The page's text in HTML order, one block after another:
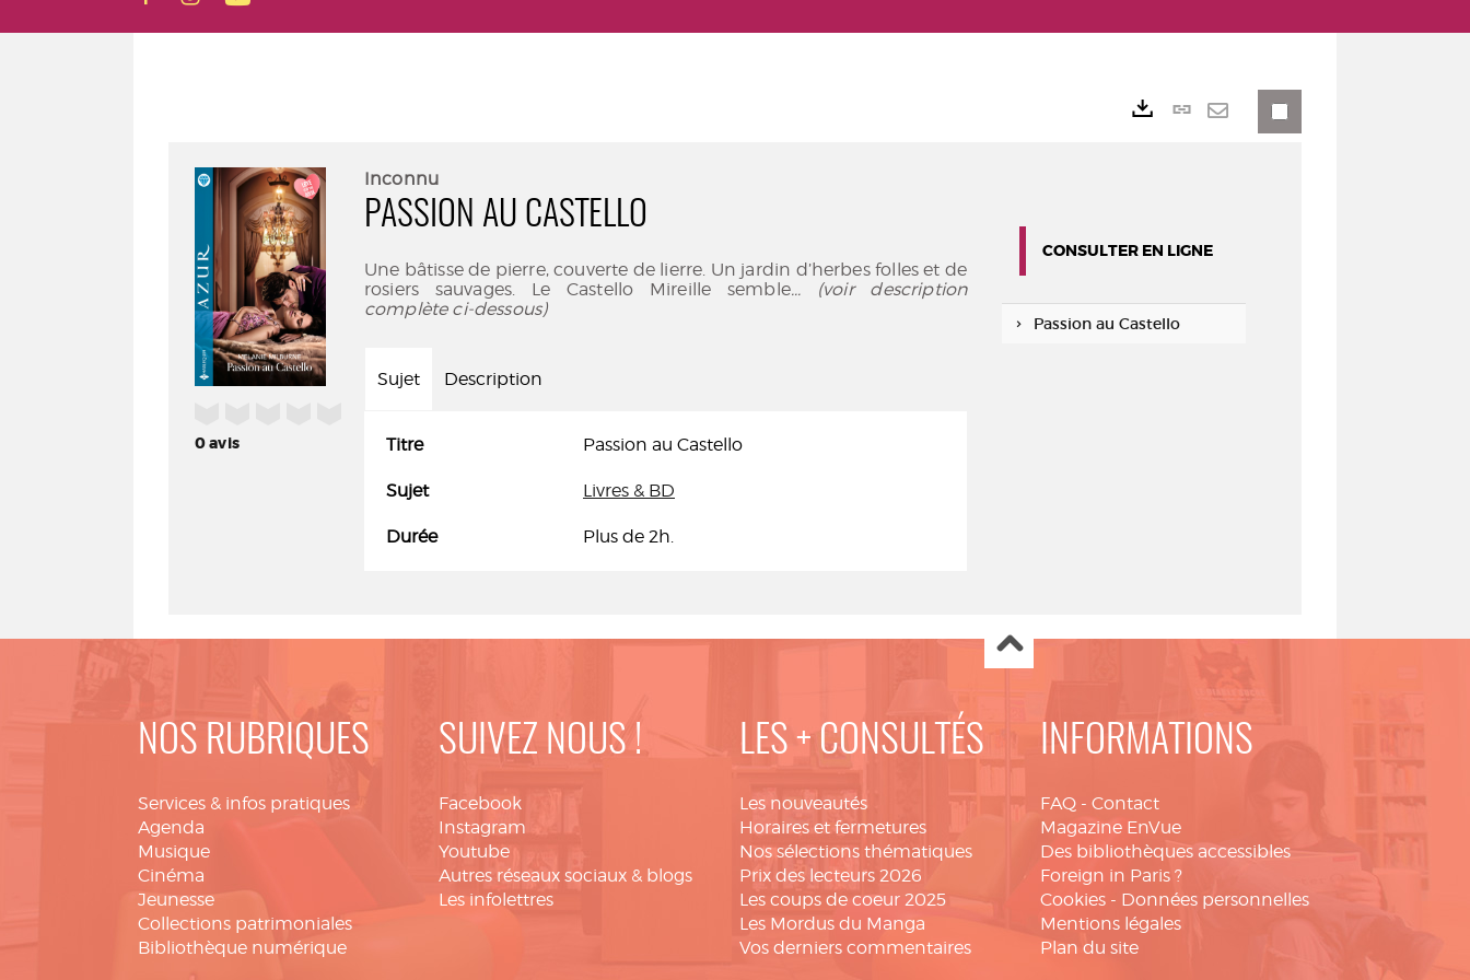
0avis
Inconnu
PASSION AU CASTELLO
Une bâtisse de pierre, couverte de lierre. Un jardin d’herbes folles et de
rosiers sauvages. Le Castello Mireille semble... (voir description
complète ci-dessous)
Sujet Description
Titre Passion au Castello
Sujet Livres & BD
Durée Plus de 2h.
Lien
CONSULTER EN LIGNE
Passion au Castello
NOS RUBRIQUES
Services & infos pratiques
Agenda
Musique
Cinéma
Jeunesse
Collections patrimoniales
Bibliothèque numérique
SUIVEZ NOUS !
Facebook
Instagram
Youtube
Autres réseaux sociaux & blogs
Les infolettres
LES + CONSULTÉS
Les nouveautés
Horaires et fermetures
Nos sélections thématiques
Prix des lecteurs 2026
Les coups de coeur 2025
Les Mordus du Manga
Vos derniers commentaires
INFORMATIONS
FAQ - Contact
Magazine EnVue
Des bibliothèques accessibles
Foreign in Paris ?
Cookies - Données personnelles
Mentions légales
Plan du site